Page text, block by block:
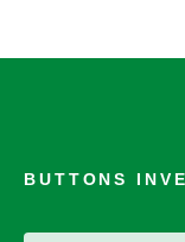
BUTTONS